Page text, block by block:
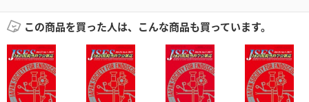
この商品を買った人は、こんな商品も買っています。